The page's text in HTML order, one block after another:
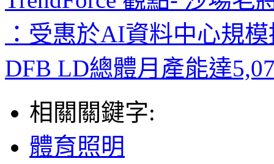
：受惠於AI資料中心規
DFB LD總體月產能達
相關關鍵字:
體育照明